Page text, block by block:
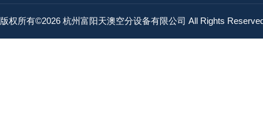
版权所有©2026 杭州富阳天澳空分设备有限公司 All Rights